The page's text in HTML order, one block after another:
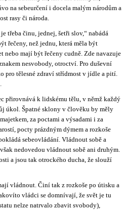
na sebeurčení i docela malým národům a
rasy či národa.
třeba činu, jednej, šetři slov,“ nabádá
řečeny, než jednu, která měla být
nebo mají být řečeny cudně. Zde navazuje
nesvobody, otroctví. Pro duševní
pro tělesné zdraví střídmost v jídle a pití.
přirovnává k lidskému tělu, v němž každý
úkol. Špatné sklony v člověku by měly
za poctami a výsadami i za
pocty prázdným dýmem a rozkoše
sebeovládání. Vládnout sobě a
nedovedou vládnout sobě ani druhým.
a jsou tak otrockého ducha, že slouží
vládnout. Činí tak z rozkoše po útisku a
vládci se domnívají, že svět je tu
nelze natrvalo zbavit svobody),